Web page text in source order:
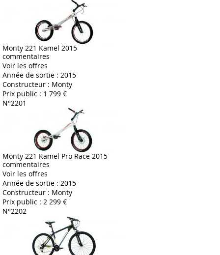
Monty 221 Kamel 2015
commentaires
Voir les offres
Année de sortie : 2015
Constructeur : Monty
Prix public : 1 799 €
N°2201
Monty 221 Kamel Pro Race 2015
commentaires
Voir les offres
Année de sortie : 2015
Constructeur : Monty
Prix public : 2 299 €
N°2202